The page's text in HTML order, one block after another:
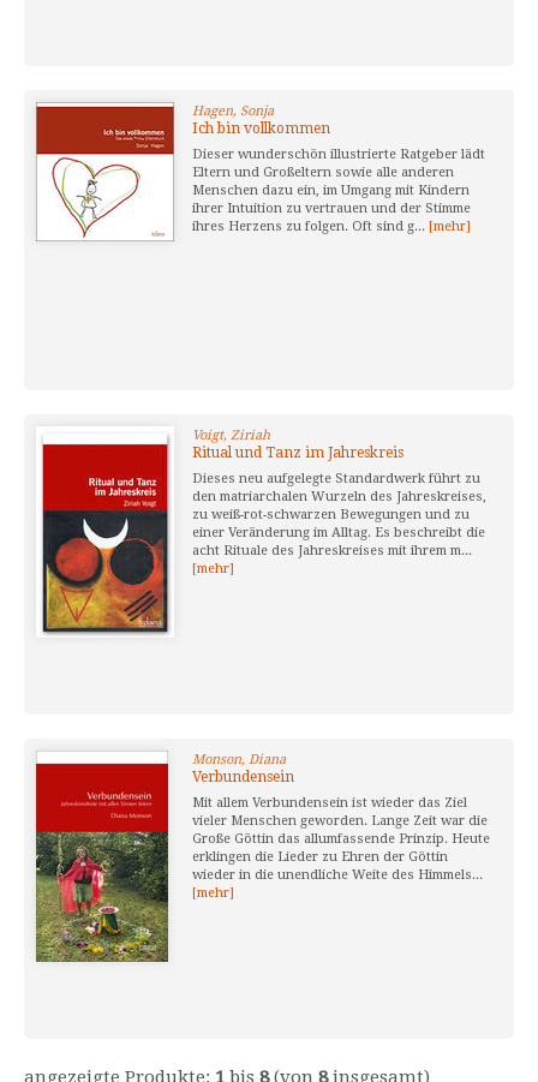
Hagen, Sonja
Ich bin vollkommen
Dieser wunderschön illustrierte Ratgeber lädt
Eltern und Großeltern sowie alle anderen
Menschen dazu ein, im Umgang mit Kindern
ihrer Intuition zu vertrauen und der Stimme
ihres Herzens zu folgen. Oft sind g... [mehr]
Voigt, Ziriah
Ritual und Tanz im Jahreskreis
Dieses neu aufgelegte Standardwerk führt zu
den matriarchalen Wurzeln des Jahreskreises,
zu weiß-rot-schwarzen Bewegungen und zu
einer Veränderung im Alltag. Es beschreibt die
acht Rituale des Jahreskreises mit ihrem m...
[mehr]
Monson, Diana
Verbundensein
Mit allem Verbundensein ist wieder das Ziel
vieler Menschen geworden. Lange Zeit war die
Große Göttin das allumfassende Prinzip. Heute
erklingen die Lieder zu Ehren der Göttin
wieder in die unendliche Weite des Himmels...
[mehr]
angezeigte Produkte: 1 bis 8(von 8insgesamt)